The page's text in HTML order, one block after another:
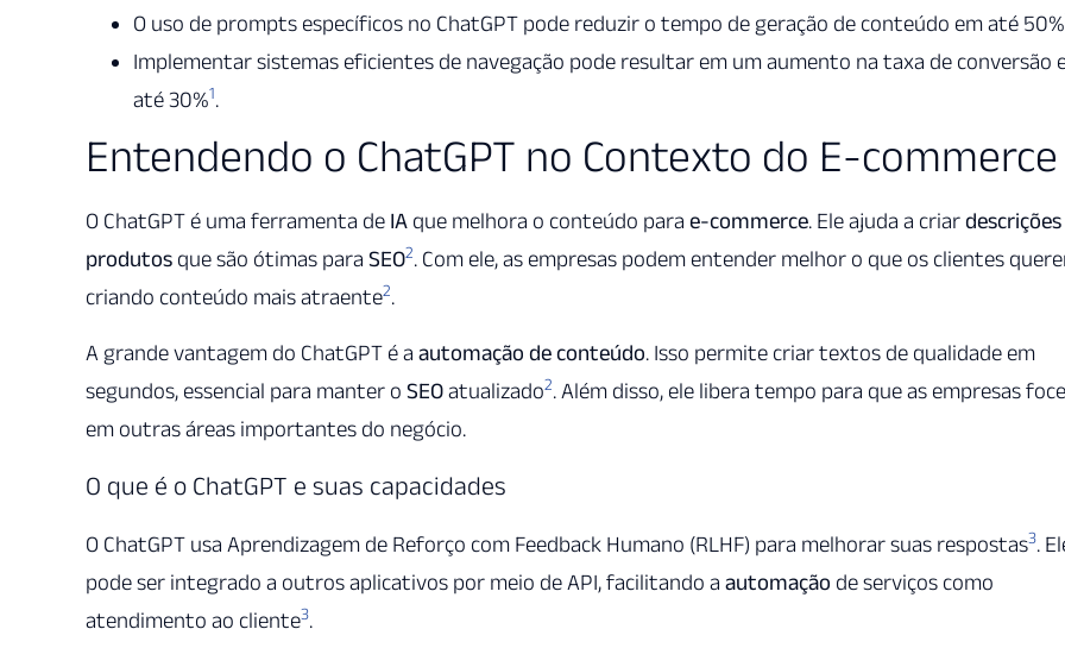
O uso de prompts específicos no ChatGPT pode reduzir o tempo de geração de conteúdo em até 50%
Implementar sistemas eficientes de navegação pode resultar em um aumento na taxa de conversão
até 30%1.
Entendendo o ChatGPT no Contexto do E-commerce
O ChatGPT é uma ferramenta de IA que melhora o conteúdo para e-commerce. Ele ajuda a criar
produtos que são ótimas para SEO2. Com ele, as empresas podem entender melhor o que os clientes
criando conteúdo mais atraente2.
A grande vantagem do ChatGPT é a automação de conteúdo. Isso permite criar textos de qualidade em
segundos, essencial para manter o SEOatualizado2. Além disso, ele libera tempo para que as empresas
em outras áreas importantes do negócio.
O que é o ChatGPT e suas capacidades
O ChatGPT usa Aprendizagem de Reforço com Feedback Humano (RLHF) para melhorar suas respostas3.
pode ser integrado a outros aplicativos por meio de API, facilitando a automação de serviços como
atendimento ao cliente3.